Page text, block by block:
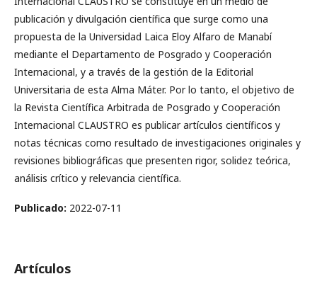
publicación y divulgación científica que surge como una
propuesta de la Universidad Laica Eloy Alfaro de Manabí
mediante el Departamento de Posgrado y Cooperación
Internacional, y a través de la gestión de la Editorial
Universitaria de esta Alma Máter. Por lo tanto, el objetivo de
la Revista Científica Arbitrada de Posgrado y Cooperación
Internacional CLAUSTRO es publicar artículos científicos y
notas técnicas como resultado de investigaciones originales y
revisiones bibliográficas que presenten rigor, solidez teórica,
análisis crítico y relevancia científica.
Publicado: 2022-07-11
Artículos